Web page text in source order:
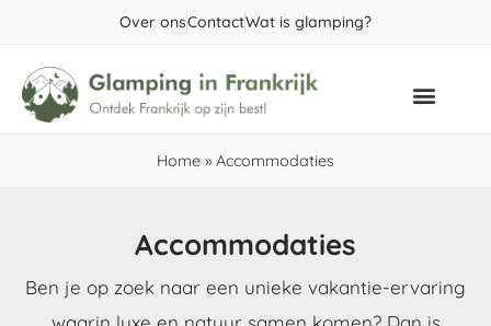
Over onsContactWat is glamping?
Home » Accommodaties
Accommodaties
Ben je op zoek naar een unieke vakantie-ervaring